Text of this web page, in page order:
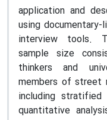
application and
using
interview tools.
sample size
thinkers and
members of street
including
quantitative